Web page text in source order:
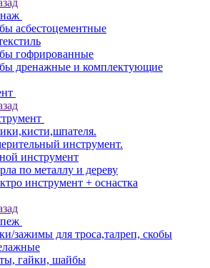
асбестоцементные
гофрированные
дренажные и комплектующие
инструмент.
инструмент
по металлу и дереву
инструмент + оснастка
зажимы для троса,талреп, скобы
гайки, шайбы